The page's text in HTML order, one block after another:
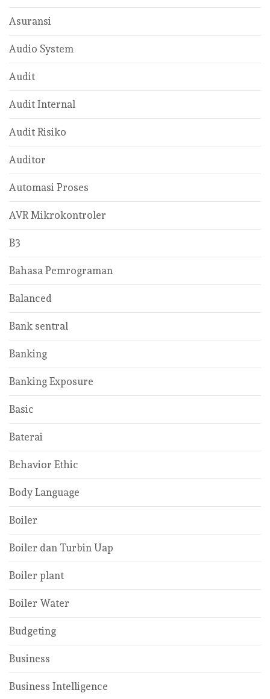
Asuransi
Audio System
Audit
Audit Internal
Audit Risiko
Auditor
Automasi Proses
AVR Mikrokontroler
B3
Bahasa Pemrograman
Balanced
Bank sentral
Banking
Banking Exposure
Basic
Baterai
Behavior Ethic
Body Language
Boiler
Boiler dan Turbin Uap
Boiler plant
Boiler Water
Budgeting
Business
Business Intelligence